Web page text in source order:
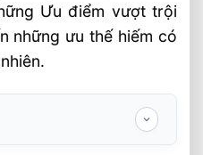
Ưu điểm vượt trội
những ưu thế hiếm có